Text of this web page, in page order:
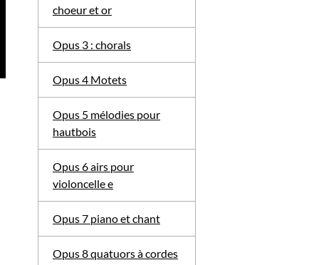
choeur et or
Opus 3 : chorals
Opus 4 Motets
Opus 5 mélodies pour
hautbois
Opus 6 airs pour
violoncelle e
Opus 7 piano et chant
Opus 8 quatuors à cordes